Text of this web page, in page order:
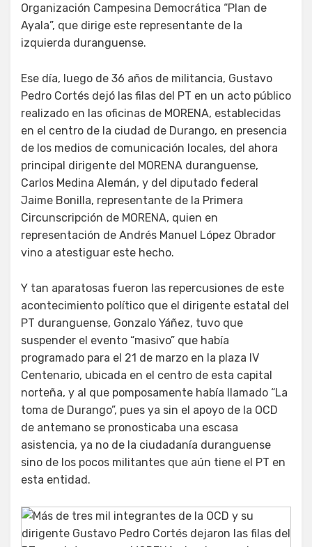
Organización Campesina Democrática “Plan de
Ayala”, que dirige este representante de la
izquierda duranguense.
Ese día, luego de 36 años de militancia, Gustavo
Pedro Cortés dejó las filas del PT en un acto público
realizado en las oficinas de MORENA, establecidas
en el centro de la ciudad de Durango, en presencia
de los medios de comunicación locales, del ahora
principal dirigente del MORENA duranguense,
Carlos Medina Alemán, y del diputado federal
Jaime Bonilla, representante de la Primera
Circunscripción de MORENA, quien en
representación de Andrés Manuel López Obrador
vino a atestiguar este hecho.
Y tan aparatosas fueron las repercusiones de este
acontecimiento político que el dirigente estatal del
PT duranguense, Gonzalo Yáñez, tuvo que
suspender el evento “masivo” que había
programado para el 21 de marzo en la plaza IV
Centenario, ubicada en el centro de esta capital
norteña, y al que pomposamente había llamado “La
toma de Durango”, pues ya sin el apoyo de la OCD
de antemano se pronosticaba una escasa
asistencia, ya no de la ciudadanía duranguense
sino de los pocos militantes que aún tiene el PT en
esta entidad.